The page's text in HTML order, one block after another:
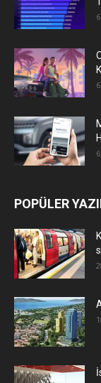
POPÜLER